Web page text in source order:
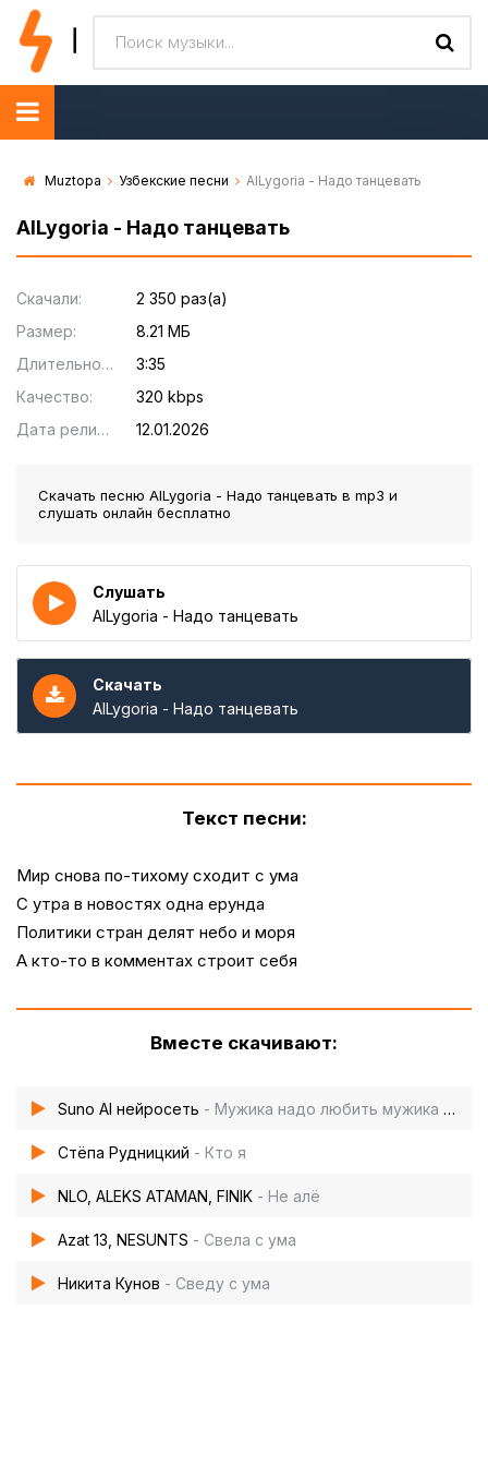
Muztopa Узбекские песни AILygoria - Надо танцевать
AILygoria - Надо танцевать
Скачали:
2 350 раз(а)
Размер:
8.21 МБ
Длительность:
3:35
Качество:
320 kbps
Дата релиза:
12.01.2026
Скачать песню AILygoria - Надо танцевать в mp3 и
слушать онлайн бесплатно
Слушать
AILygoria - Надо танцевать
Скачать
AILygoria - Надо танцевать
Текст песни:
Мир снова по-тихому сходит с ума
С утра в новостях одна ерунда
Политики стран делят небо и моря
А кто-то в комментах строит себя
Вместе скачивают:
Suno AI нейросеть - Мужика надо любить мужика надо ценить
Стёпа Рудницкий - Кто я
NLO, ALEKS ATAMAN, FINIK - Не алё
Azat 13, NESUNTS - Свела с ума
Никита Кунов - Сведу с ума